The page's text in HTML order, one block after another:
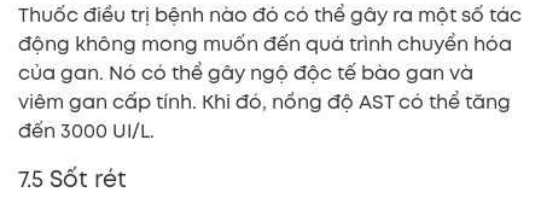
Thuốc điều trị bệnh nào đó có thể gây ra một số tác
động không mong muốn đến quá trình chuyển hóa
của gan. Nó có thể gây ngộ độc tế bào gan và
viêm gan cấp tính. Khi đó, nồng độ AST có thể tăng
đến 3000 UI/L.
7.5 Sốt rét